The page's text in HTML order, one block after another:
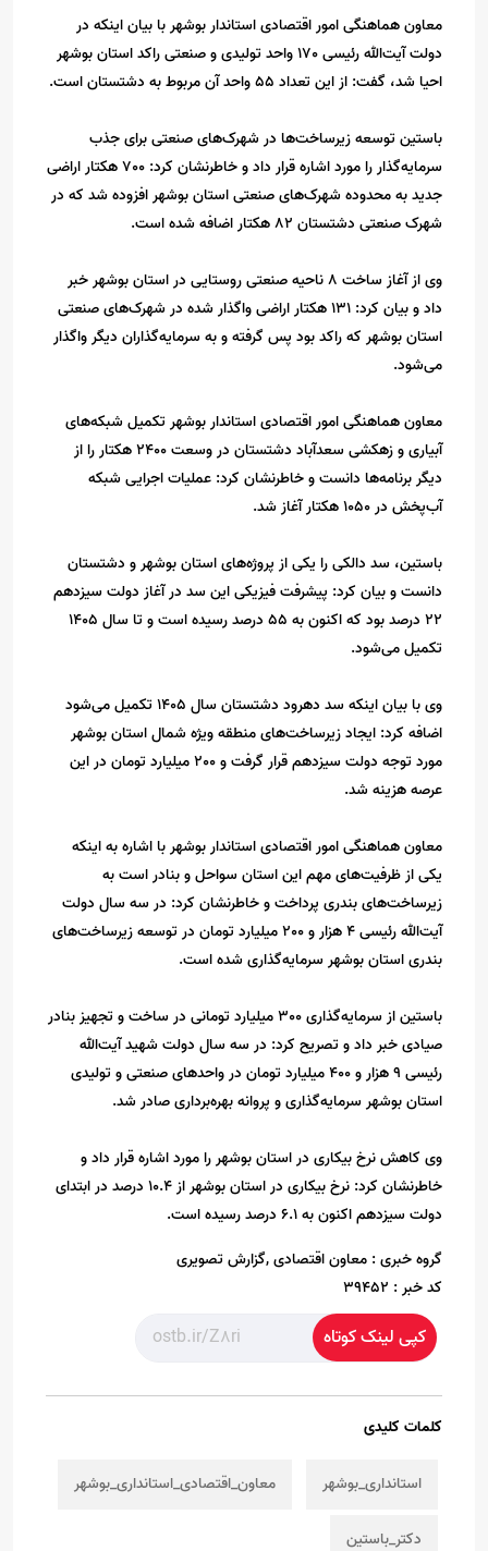
معاون هماهنگی امور اقتصادی استاندار بوشهر با بیان اینکه در
دولت آیت‌الله رئیسی 170 واحد تولیدی و صنعتی راکد استان بوشهر
احیا شد، گفت: از این تعداد 55 واحد آن مربوط به دشتستان است.
باستین توسعه زیرساخت‌ها در شهرک‌های صنعتی برای جذب
سرمایه‌گذار را مورد اشاره قرار داد و خاطرنشان کرد: 700 هکتار اراضی
جدید به محدوده شهرک‌های صنعتی استان بوشهر افزوده شد که در
شهرک صنعتی دشتستان 82 هکتار اضافه شده است.
وی از آغاز ساخت 8 ناحیه صنعتی روستایی در استان بوشهر خبر
داد و بیان کرد: 131 هکتار اراضی واگذار شده در شهرک‌های صنعتی
استان بوشهر که راکد بود پس گرفته و به سرمایه‌گذاران دیگر واگذار
می‌شود.
معاون هماهنگی امور اقتصادی استاندار بوشهر تکمیل شبکه‌های
آبیاری و زهکشی سعدآباد دشتستان در وسعت 2400 هکتار را از
دیگر برنامه‌ها دانست و خاطرنشان کرد: عملیات اجرایی شبکه
آب‌پخش در 1050 هکتار آغاز شد.
باستین، سد دالکی را یکی از پروژه‌های استان بوشهر و دشتستان
دانست و بیان کرد: پیشرفت فیزیکی این سد در آغاز دولت سیزدهم
22 درصد بود که اکنون به 55 درصد رسیده است و تا سال 1405
تکمیل می‌شود.
وی با بیان اینکه سد دهرود دشتستان سال 1405 تکمیل می‌شود
اضافه کرد: ایجاد زیرساخت‌های منطقه ویژه شمال استان بوشهر
مورد توجه دولت سیزدهم قرار گرفت و 200 میلیارد تومان در این
عرصه هزینه شد.
معاون هماهنگی امور اقتصادی استاندار بوشهر با اشاره به اینکه
یکی از ظرفیت‌های مهم این استان سواحل و بنادر است به
زیرساخت‌های بندری پرداخت و خاطرنشان کرد: در سه سال دولت
آیت‌الله رئیسی 4 هزار و 200 میلیارد تومان در توسعه زیرساخت‌های
بندری استان بوشهر سرمایه‌گذاری شده است.
باستین از سرمایه‌گذاری 300 میلیارد تومانی در ساخت و تجهیز بنادر
صیادی خبر داد و تصریح کرد: در سه سال دولت شهید آیت‌الله
رئیسی 9 هزار و 400 میلیارد تومان در واحدهای صنعتی و تولیدی
استان بوشهر سرمایه‌گذاری و پروانه بهره‌برداری صادر شد.
وی کاهش نرخ بیکاری در استان بوشهر را مورد اشاره قرار داد و
خاطرنشان کرد: نرخ بیکاری در استان بوشهر از 10.4 درصد در ابتدای
دولت سیزدهم اکنون به 6.1 درصد رسیده است.
گروه خبری : معاون اقتصادی ,گزارش تصویری
کد خبر : 39452
کپی لینک کوتاه
کلمات کلیدی
استانداری_بوشهر معاون_اقتصادی_استانداری_بوشهر
دکتر_باستین